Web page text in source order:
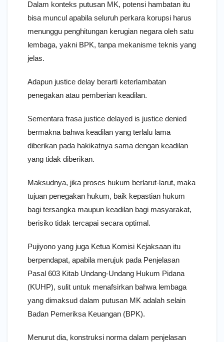
Dalam konteks putusan MK, potensi hambatan itu
bisa muncul apabila seluruh perkara korupsi harus
menunggu penghitungan kerugian negara oleh satu
lembaga, yakni BPK, tanpa mekanisme teknis yang
jelas.
Adapun justice delay berarti keterlambatan
penegakan atau pemberian keadilan.
Sementara frasa justice delayed is justice denied
bermakna bahwa keadilan yang terlalu lama
diberikan pada hakikatnya sama dengan keadilan
yang tidak diberikan.
Maksudnya, jika proses hukum berlarut-larut, maka
tujuan penegakan hukum, baik kepastian hukum
bagi tersangka maupun keadilan bagi masyarakat,
berisiko tidak tercapai secara optimal.
Pujiyono yang juga Ketua Komisi Kejaksaan itu
berpendapat, apabila merujuk pada Penjelasan
Pasal 603 Kitab Undang-Undang Hukum Pidana
(KUHP), sulit untuk menafsirkan bahwa lembaga
yang dimaksud dalam putusan MK adalah selain
Badan Pemeriksa Keuangan (BPK).
Menurut dia, konstruksi norma dalam penjelasan